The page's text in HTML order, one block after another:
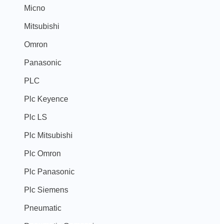
Micno
Mitsubishi
Omron
Panasonic
PLC
Plc Keyence
Plc LS
Plc Mitsubishi
Plc Omron
Plc Panasonic
Plc Siemens
Pneumatic